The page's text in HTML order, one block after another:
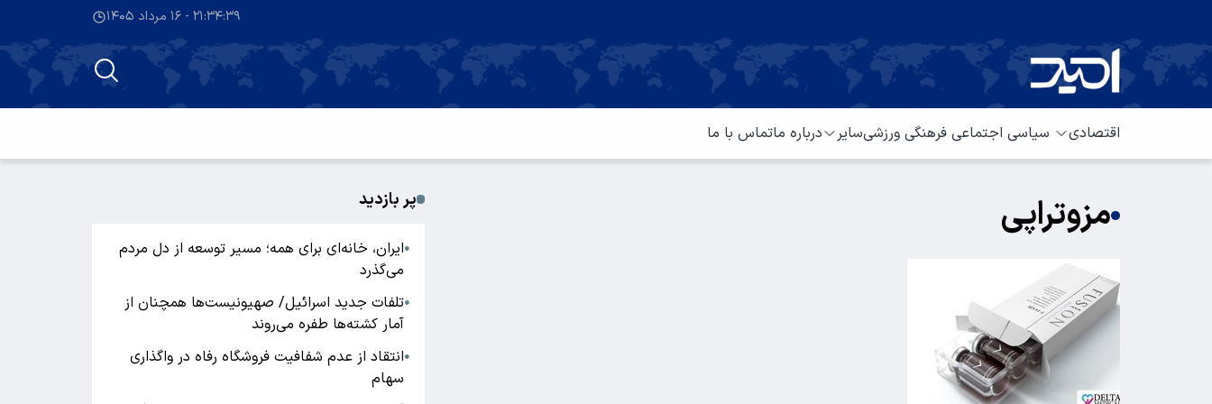
۲۱:۳۴:۴۰ - ۱۶ مرداد ۱۴۰۵
اقتصادی سیاسی اجتماعی فرهنگی ورزشیسایر درباره ماتماس با ما
مزوتراپی پر بازدید
●ایران، خانه‌ای برای همه؛ مسیر توسعه از دل مردم
می‌گذرد
●تلفات جدید اسرائیل/ صهیونیست‌ها همچنان از
آمار کشته‌ها طفره می‌روند
●انتقاد از عدم شفافیت فروشگاه رفاه در واگذاری
سهام